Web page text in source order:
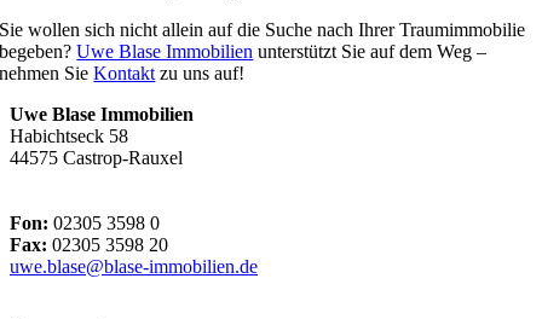
Sie wollen sich nicht allein auf die Suche nach Ihrer Traumimmobilie
begeben?Uwe Blase Immobilien unterstützt Sie auf dem Weg –
nehmen SieKontakt zu uns auf!
Uwe Blase Immobilien
Habichtseck 58
44575 Castrop-Rauxel
Fon: 02305 3598 0
Fax: 02305 3598 20
uwe.blase@blase-immobilien.de